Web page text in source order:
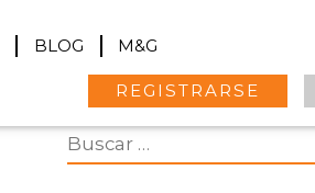
BLOG M&G
REGISTRARSE